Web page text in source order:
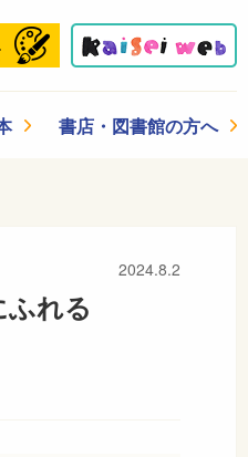
書店・図書館の方へ
2024.8.2
れる